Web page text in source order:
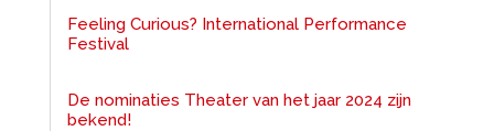
Feeling Curious? International Performance
Festival
De nominaties Theater van het jaar 2024 zijn
bekend!